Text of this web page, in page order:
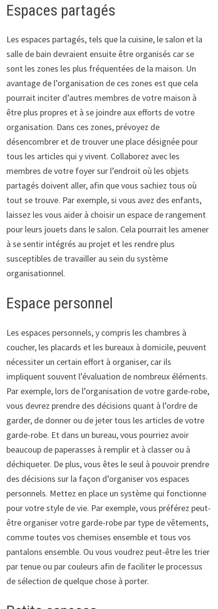
Espaces partagés
Les espaces partagés, tels que la cuisine, le salon et la
salle de bain devraient ensuite être organisés car se
sont les zones les plus fréquentées de la maison. Un
avantage de l’organisation de ces zones est que cela
pourrait inciter d’autres membres de votre maison à
être plus propres et à se joindre aux efforts de votre
organisation. Dans ces zones, prévoyez de
désencombrer et de trouver une place désignée pour
tous les articles qui y vivent. Collaborez avec les
membres de votre foyer sur l’endroit où les objets
partagés doivent aller, afin que vous sachiez tous où
tout se trouve. Par exemple, si vous avez des enfants,
laissez les vous aider à choisir un espace de rangement
pour leurs jouets dans le salon. Cela pourrait les amener
à se sentir intégrés au projet et les rendre plus
susceptibles de travailler au sein du système
organisationnel.
Espace personnel
Les espaces personnels, y compris les chambres à
coucher, les placards et les bureaux à domicile, peuvent
nécessiter un certain effort à organiser, car ils
impliquent souvent l’évaluation de nombreux éléments.
Par exemple, lors de l’organisation de votre garde-robe,
vous devrez prendre des décisions quant à l’ordre de
garder, de donner ou de jeter tous les articles de votre
garde-robe. Et dans un bureau, vous pourriez avoir
beaucoup de paperasses à remplir et à classer ou à
déchiqueter. De plus, vous êtes le seul à pouvoir prendre
des décisions sur la façon d’organiser vos espaces
personnels. Mettez en place un système qui fonctionne
pour votre style de vie. Par exemple, vous préférez peut-
être organiser votre garde-robe par type de vêtements,
comme toutes vos chemises ensemble et tous vos
pantalons ensemble. Ou vous voudrez peut-être les trier
par tenue ou par couleurs afin de faciliter le processus
de sélection de quelque chose à porter.